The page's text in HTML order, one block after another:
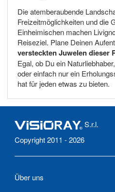
Die atemberaubende
Freizeitmöglichkeiten und die
Einheimischen machen
Reiseziel. Plane Deinen
versteckten Juwelen dieser
Egal, ob Du ein
oder einfach nur ein
hat für jeden etwas zu bieten.
S.r.l.
Copyright 2011 - 2026
Über uns